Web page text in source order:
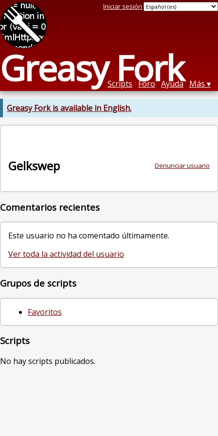
Greasy Fork
Iniciar sesión
Scripts Foro Ayuda Más
Greasy Fork is available in English.
Denunciar usuario
Gelkswep
Comentarios recientes
Este usuario no ha comentado últimamente.
Ver toda la actividad del usuario
Grupos de scripts
Favoritos
Scripts
No hay scripts publicados.